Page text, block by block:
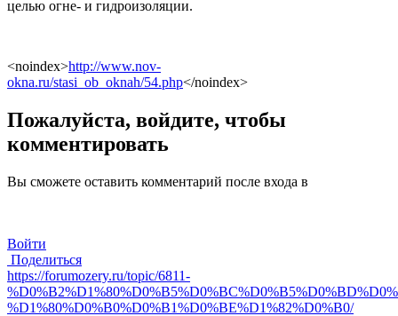
целью огне- и гидроизоляции.
<noindex>http://www.nov-
okna.ru/stasi_ob_oknah/54.php</noindex>
Пожалуйста, войдите, чтобы
комментировать
Вы сможете оставить комментарий после входа в
Войти
Поделиться
https://forumozery.ru/topic/6811-
%D1%80%D0%B0%D0%B1%D0%BE%D1%82%D0%B0/